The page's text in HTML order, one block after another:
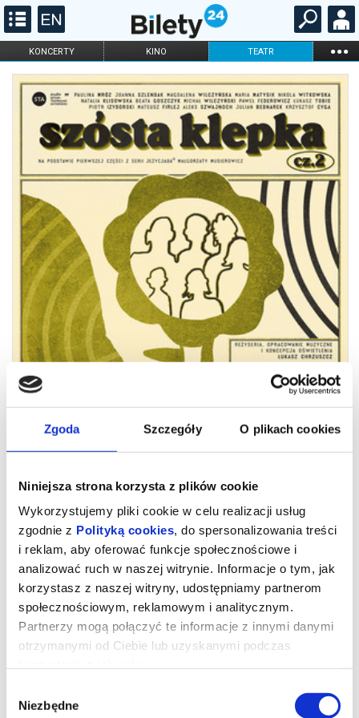
Zgoda Szczegóły O plikach cookies
Niniejsza strona korzysta z plików cookie
Wykorzystujemy pliki cookie w celu realizacji usług
zgodnie z Polityką cookies, do spersonalizowania treści
i reklam, aby oferować funkcje społecznościowe i
analizować ruch w naszej witrynie. Informacje o tym, jak
korzystasz z naszej witryny, udostępniamy partnerom
społecznościowym, reklamowym i analitycznym.
Partnerzy mogą połączyć te informacje z innymi danymi
otrzymanymi od Ciebie lub uzyskanymi podczas
zgody
Niezbędne
KONCERTY KINO TEATR ...
FILHARMONIA OPERA I BALET
STAND-UP
DLA DZIECI
ONLINE KARNETY
Szósta Klepka cz 1 i 2
„Szósta Klepka”to ciepła, pełna humoru i wzruszeń opowieść o
dorastaniu, pierwszych miłościach i rodzinnych perypetiach.
Spektakl powstał na podstawie pierwszego tomu kultowej serii
PoznajemyCelestynę Żak
– sympatyczną, lecz zakompleksioną